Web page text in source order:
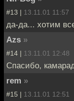
#13 | 13.11.01 11:57
да-да... хотим
Azs »
#14 | 13.11.01 12:48
Спасибо,
rem »
#15 | 13.11.01 12:51